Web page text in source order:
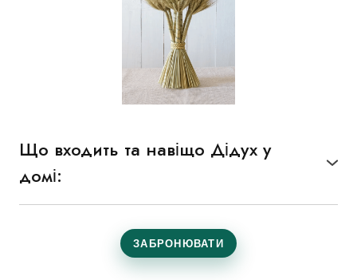
Що входить та навіщо Дідух у
домі:
Традиція — з Дідуха.
А Дідух — з вашими руками й душею.
ЗАБРОНЮВАТИ